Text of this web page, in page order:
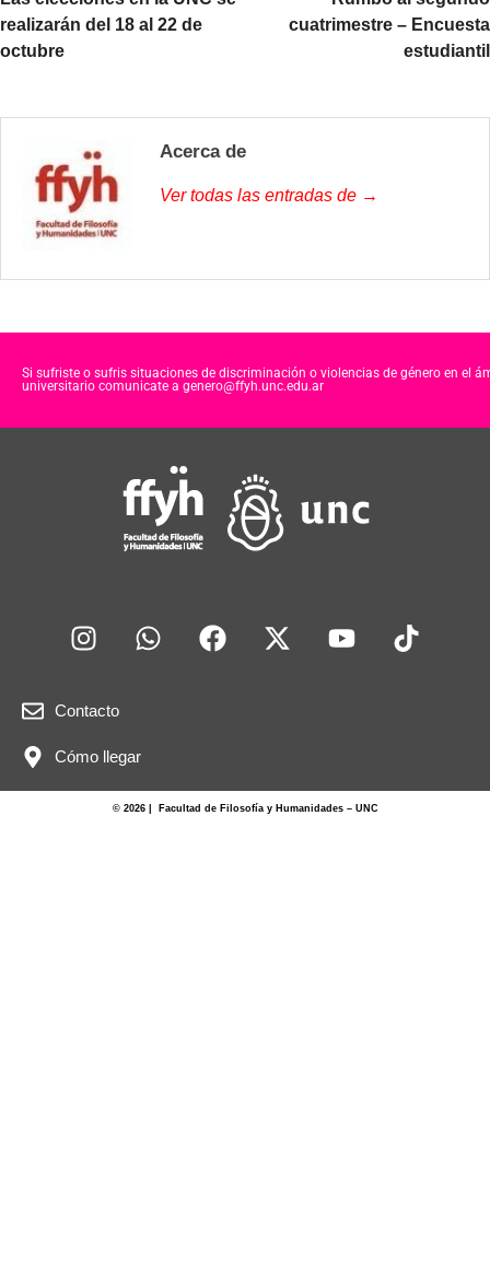
realizarán del 18 al 22 de
octubre
cuatrimestre – Encuesta
estudiantil
Acerca de
Ver todas las entradas de →
Si sufriste o sufris situaciones de discriminación o violencias de género en el
universitario comunicate a genero@ffyh.unc.edu.ar
Contacto
Cómo llegar
© 2026 | Facultad de Filosofía y Humanidades – UNC